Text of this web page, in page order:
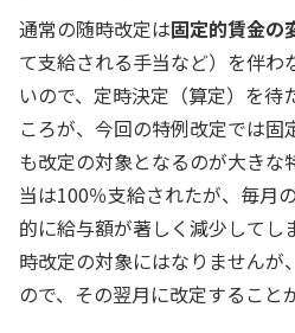
通常の随時改定は固定的賃金の
て支給される手当など）を伴わ
いので、定時決定（算定）を待
ころが、今回の特例改定では
も改定の対象となるのが大きな
当は100％支給されたが、毎月
的に給与額が著しく減少してし
時改定の対象にはなりませんが
ので、その翌月に改定すること